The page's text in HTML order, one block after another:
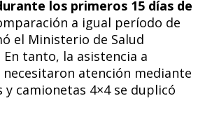
los primeros 15 días de
a igual período de
el Ministerio de Salud
En tanto, la asistencia a
atención mediante
y camionetas 4×4 se duplicó